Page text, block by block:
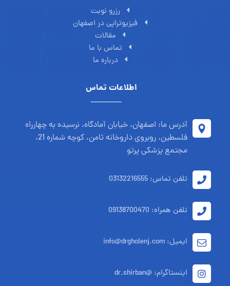
رزرو نوبت
فیزیوتراپی در اصفهان
مقالات
تماس با ما
درباره ما
اطلاعات تماس
آدرس ما: اصفهان، خیابان آمادگاه، نرسیده به چهارراه
فلسطین، روبروی داروخانه ثامن، کوچه شماره 21،
مجتمع پزشکی پرتو
تلفن تماس: 03132216555
تلفن همراه: 09138700470
ایمیل: info@drgholenj.com
اینستاگرام: @dr.shirban